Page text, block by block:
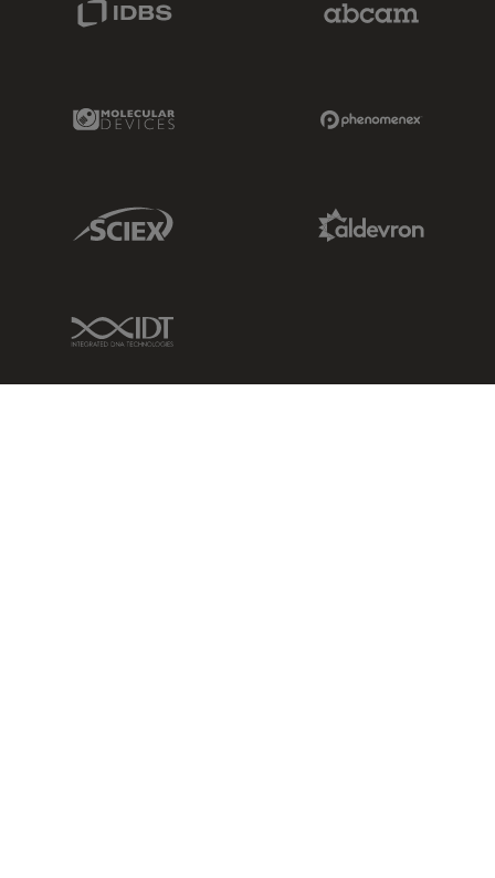
Molecular Devices Link
Sciex Link
IDT Link